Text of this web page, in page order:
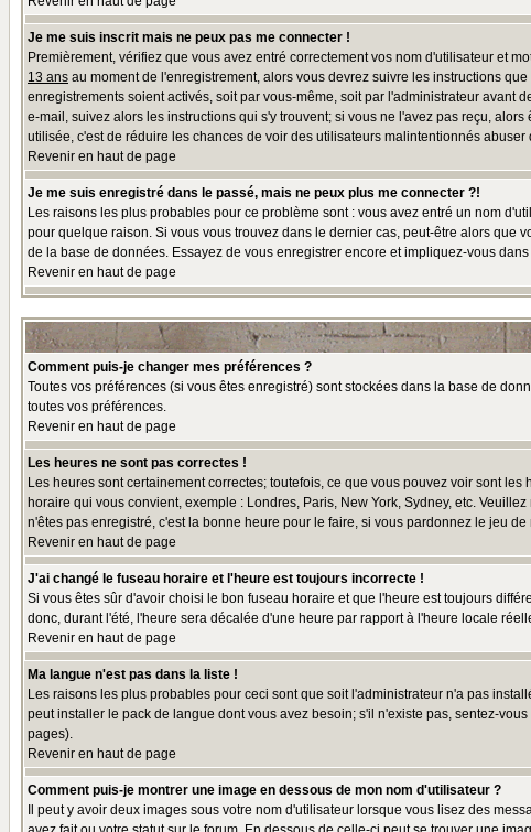
Je me suis inscrit mais ne peux pas me connecter !
Premièrement, vérifiez que vous avez entré correctement vos nom d'utilisateur et
13 ans au moment de l'enregistrement, alors vous devrez suivre les instructions
enregistrements soient activés, soit par vous-même, soit par l'administrateur avant
e-mail, suivez alors les instructions qui s'y trouvent; si vous ne l'avez pas reçu,
utilisée, c'est de réduire les chances de voir des utilisateurs malintentionnés
Revenir en haut de page
Je me suis enregistré dans le passé, mais ne peux plus me connecter ?!
Les raisons les plus probables pour ce problème sont : vous avez entré un nom
pour quelque raison. Si vous vous trouvez dans le dernier cas, peut-être alors que
de la base de données. Essayez de vous enregistrer encore et impliquez-vous
Revenir en haut de page
Comment puis-je changer mes préférences ?
Toutes vos préférences (si vous êtes enregistré) sont stockées dans la base de
toutes vos préférences.
Revenir en haut de page
Les heures ne sont pas correctes !
Les heures sont certainement correctes; toutefois, ce que vous pouvez voir sont
horaire qui vous convient, exemple : Londres, Paris, New York, Sydney, etc.
n'êtes pas enregistré, c'est la bonne heure pour le faire, si vous pardonnez le jeu de
Revenir en haut de page
J'ai changé le fuseau horaire et l'heure est toujours incorrecte !
Si vous êtes sûr d'avoir choisi le bon fuseau horaire et que l'heure est toujours
donc, durant l'été, l'heure sera décalée d'une heure par rapport à l'heure locale
Revenir en haut de page
Ma langue n'est pas dans la liste !
Les raisons les plus probables pour ceci sont que soit l'administrateur n'a pas
peut installer le pack de langue dont vous avez besoin; s'il n'existe pas, sentez-
pages).
Revenir en haut de page
Comment puis-je montrer une image en dessous de mon nom d'utilisateur ?
Il peut y avoir deux images sous votre nom d'utilisateur lorsque vous lisez des